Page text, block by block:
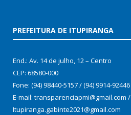
PREFEITURA DE ITUPIRANGA
End.: Av. 14 de julho, 12 – Centro
CEP: 68580-000
Fone: (94) 98440-5157 / (94) 9914-92446
E-mail: transparenciapmi@gmail.com /
Itupiranga.gabinte2021@gmail.com